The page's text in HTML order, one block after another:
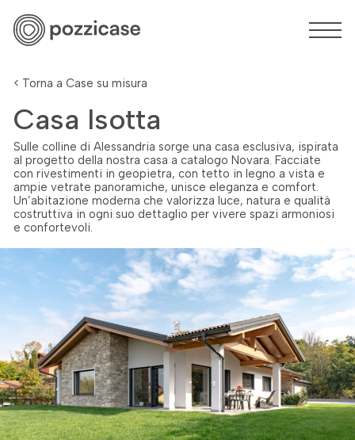
Casa Isotta
Sulle colline di Alessandria sorge una casa esclusiva, ispirata
al progetto della nostra casa a catalogo Novara. Facciate
con rivestimenti in geopietra, con tetto in legno a vista e
ampie vetrate panoramiche, unisce eleganza e comfort.
Un’abitazione moderna che valorizza luce, natura e qualità
costruttiva in ogni suo dettaglio per vivere spazi armoniosi
e confortevoli.
< Torna a Case su misura